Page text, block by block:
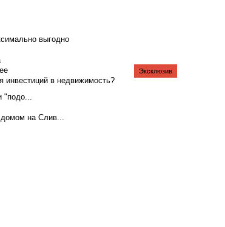
выгодно
инвестиций в недвижимость?
"подо...
Эксклюзив
домом на Слив...